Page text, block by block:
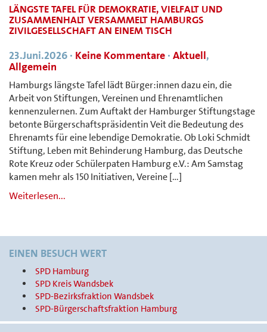
LÄNGSTE TAFEL FÜR DEMOKRATIE, VIELFALT UND
ZUSAMMENHALT VERSAMMELT HAMBURGS
ZIVILGESELLSCHAFT AN EINEM TISCH
23.Juni.2026 · Keine Kommentare · Aktuell,
Allgemein
Hamburgs längste Tafel lädt Bürger:innen dazu ein, die
Arbeit von Stiftungen, Vereinen und Ehrenamtlichen
kennenzulernen. Zum Auftakt der Hamburger Stiftungstage
betonte Bürgerschaftspräsidentin Veit die Bedeutung des
Ehrenamts für eine lebendige Demokratie. Ob Loki Schmidt
Stiftung, Leben mit Behinderung Hamburg, das Deutsche
Rote Kreuz oder Schülerpaten Hamburg e.V.: Am Samstag
kamen mehr als 150 Initiativen, Vereine […]
Weiterlesen...
EINEN BESUCH WERT
SPD Hamburg
SPD Kreis Wandsbek
SPD-Bezirksfraktion Wandsbek
SPD-Bürgerschaftsfraktion Hamburg